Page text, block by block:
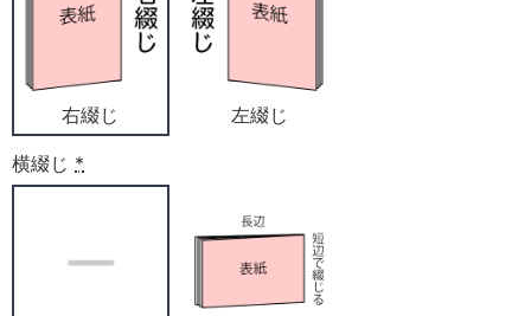
右綴じ 左綴じ
横綴じ *